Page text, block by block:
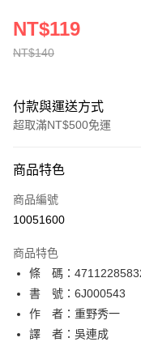
NT$140
NT$119
付款與運送方式
超取滿NT$500免運
信用卡一次付款
超商取貨付款
相關說明
【關於「AFTEE先享後付」
AFTEE先享後付是「在收到
便利好安心！
１．簡單：不需註冊會員、
２．便利：只要手機號碼，
ATM付款
運送方式
商品特色
商品編號
10051600
商品特色
條 碼：
書 號：6J000543
作 者：重野秀一
譯 者：吳連成